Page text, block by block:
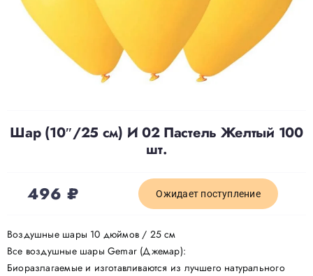
Отзывы
Политика конфиденциальности
Шар (10″/25 см) И 02 Пастель Желтый 100
шт.
496 ₽ Ожидает поступление
Воздушные шары 10 дюймов / 25 см
Все воздушные шары Gemar (Джемар):
Биоразлагаемые и изготавливаются из лучшего натурального